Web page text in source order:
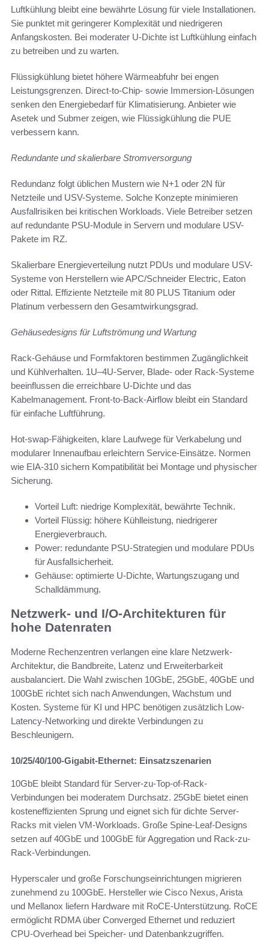
Luftkühlung bleibt eine bewährte Lösung für viele Installationen.
Sie punktet mit geringerer Komplexität und niedrigeren
Anfangskosten. Bei moderater U-Dichte ist Luftkühlung einfach
zu betreiben und zu warten.
Flüssigkühlung bietet höhere Wärmeabfuhr bei engen
Leistungsgrenzen. Direct-to-Chip- sowie Immersion-Lösungen
senken den Energiebedarf für Klimatisierung. Anbieter wie
Asetek und Submer zeigen, wie Flüssigkühlung die PUE
verbessern kann.
Redundante und skalierbare Stromversorgung
Redundanz folgt üblichen Mustern wie N+1 oder 2N für
Netzteile und USV-Systeme. Solche Konzepte minimieren
Ausfallrisiken bei kritischen Workloads. Viele Betreiber setzen
auf redundante PSU-Module in Servern und modulare USV-
Pakete im RZ.
Skalierbare Energieverteilung nutzt PDUs und modulare USV-
Systeme von Herstellern wie APC/Schneider Electric, Eaton
oder Rittal. Effiziente Netzteile mit 80 PLUS Titanium oder
Platinum verbessern den Gesamtwirkungsgrad.
Gehäusedesigns für Luftströmung und Wartung
Rack-Gehäuse und Formfaktoren bestimmen Zugänglichkeit
und Kühlverhalten. 1U–4U-Server, Blade- oder Rack-Systeme
beeinflussen die erreichbare U-Dichte und das
Kabelmanagement. Front-to-Back-Airflow bleibt ein Standard
für einfache Luftführung.
Hot-swap-Fähigkeiten, klare Laufwege für Verkabelung und
modularer Innenaufbau erleichtern Service-Einsätze. Normen
wie EIA-310 sichern Kompatibilität bei Montage und physischer
Sicherung.
Vorteil Luft: niedrige Komplexität, bewährte Technik.
Vorteil Flüssig: höhere Kühlleistung, niedrigerer
Energieverbrauch.
Power: redundante PSU-Strategien und modulare PDUs
für Ausfallsicherheit.
Gehäuse: optimierte U-Dichte, Wartungszugang und
Schalldämmung.
Netzwerk- und I/O-Architekturen für
hohe Datenraten
Moderne Rechenzentren verlangen eine klare Netzwerk-
Architektur, die Bandbreite, Latenz und Erweiterbarkeit
ausbalanciert. Die Wahl zwischen 10GbE, 25GbE, 40GbE und
100GbE richtet sich nach Anwendungen, Wachstum und
Kosten. Systeme für KI und HPC benötigen zusätzlich Low-
Latency-Networking und direkte Verbindungen zu
Beschleunigern.
10/25/40/100-Gigabit-Ethernet: Einsatzszenarien
10GbE bleibt Standard für Server-zu-Top-of-Rack-
Verbindungen bei moderatem Durchsatz. 25GbE bietet einen
kosteneffizienten Sprung und eignet sich für dichte Server-
Racks mit vielen VM-Workloads. Große Spine-Leaf-Designs
setzen auf 40GbE und 100GbE für Aggregation und Rack-zu-
Rack-Verbindungen.
Hyperscaler und große Forschungseinrichtungen migrieren
zunehmend zu 100GbE. Hersteller wie Cisco Nexus, Arista
und Mellanox liefern Hardware mit RoCE-Unterstützung. RoCE
ermöglicht RDMA über Converged Ethernet und reduziert
CPU-Overhead bei Speicher- und Datenbankzugriffen.